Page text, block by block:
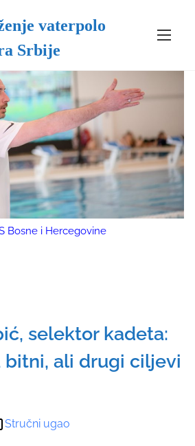
vaterpolo
Srbije
Bosne i Hercegovine
selektor kadeta:
bitni, ali drugi ciljevi
Stručni ugao